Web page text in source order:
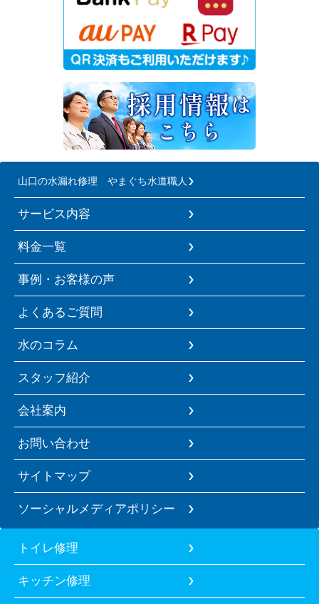
山口の水漏れ修理 やまぐち水道職人
サービス内容
料金一覧
事例・お客様の声
よくあるご質問
水のコラム
スタッフ紹介
会社案内
お問い合わせ
サイトマップ
ソーシャルメディアポリシー
トイレ修理
キッチン修理